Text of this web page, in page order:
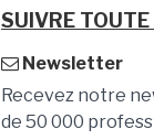
SUIVRE
Newsletter
Recevez notre
de 50 000